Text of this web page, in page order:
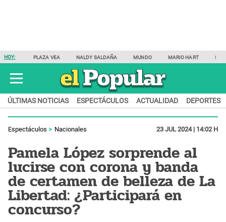
HOY: PLAZA VEA NALDY SALDAÑA MUNDO MARIO HART
ÚLTIMAS NOTICIAS ESPECTÁCULOS ACTUALIDAD DEPORTES
Espectáculos Nacionales 23 JUL 2024 | 14:02 H
Pamela López sorprende al
lucirse con corona y banda
de certamen de belleza de La
Libertad: ¿Participará en
concurso?